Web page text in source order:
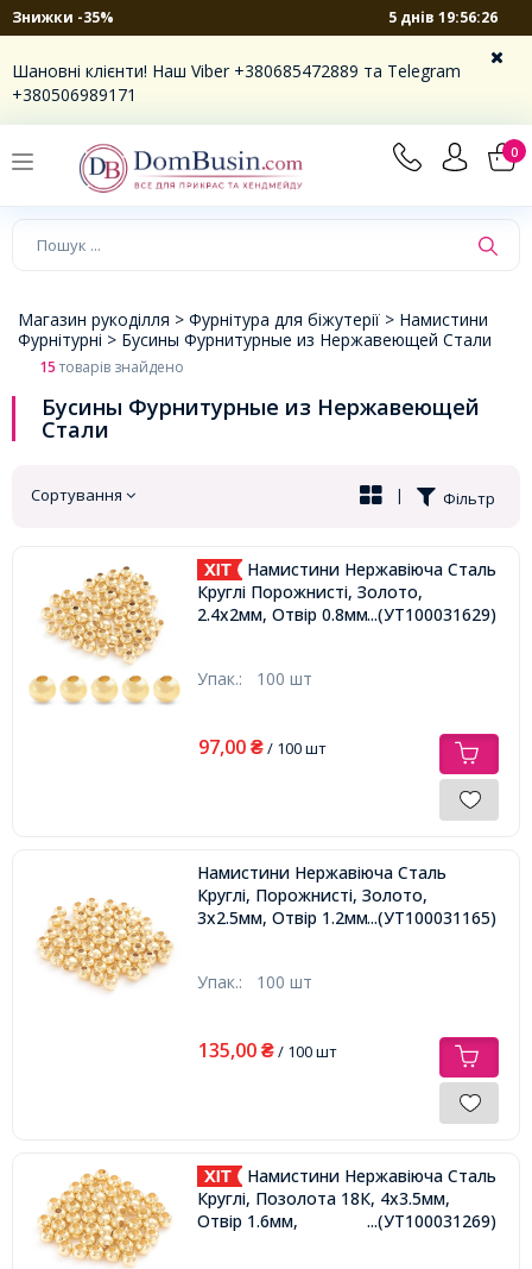
Знижки -35% 5 днів 19:56:25
Шановні клієнти! Наш Viber +380685472889 та Telegram
+380506989171
0
×
Магазин рукоділля > Фурнітура для біжутерії > Намистини
Фурнітурні > Бусины Фурнитурные из Нержавеющей Стали
15товарів знайдено
Бусины Фурнитурные из Нержавеющей
Стали
Сортування Фільтр
|
Намистини Нержавіюча Сталь
Круглі Порожнисті, Золото,
2.4х2мм, Отвір 0.8мм,...(УТ100031629)
Упак.: 100 шт
97,00 ₴/ 100 шт
Намистини Нержавіюча Сталь
Круглі, Порожнисті, Золото,
3х2.5мм, Отвір 1.2мм,...(УТ100031165)
Упак.: 100 шт
135,00 ₴/ 100 шт
Намистини Нержавіюча Сталь
Круглі, Позолота 18К, 4х3.5мм,
Отвір 1.6мм,
...(УТ100031269)